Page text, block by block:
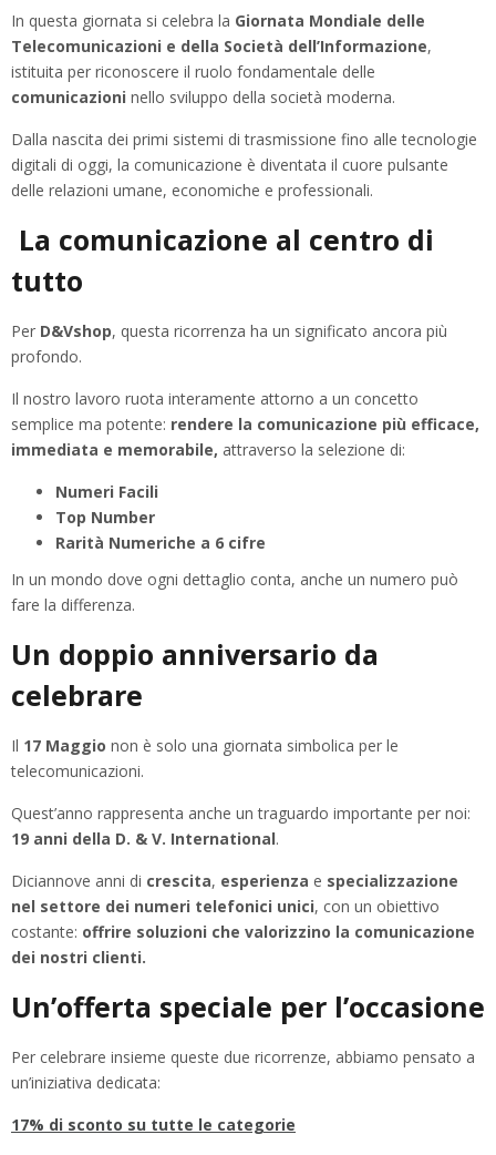
In questa giornata si celebra la Giornata Mondiale delle
Telecomunicazioni e della Società dell’Informazione,
istituita per riconoscere il ruolo fondamentale delle
comunicazioni nello sviluppo della società moderna.
Dalla nascita dei primi sistemi di trasmissione fino alle tecnologie
digitali di oggi, la comunicazione è diventata il cuore pulsante
delle relazioni umane, economiche e professionali.
La comunicazione al centro di
tutto
Per D&Vshop, questa ricorrenza ha un significato ancora più
profondo.
Il nostro lavoro ruota interamente attorno a un concetto
semplice ma potente: rendere la comunicazione più efficace,
immediata e memorabile, attraverso la selezione di:
Numeri Facili
Top Number
Rarità Numeriche a 6 cifre
In un mondo dove ogni dettaglio conta, anche un numero può
fare la differenza.
Un doppio anniversario da
celebrare
Il 17 Maggio non è solo una giornata simbolica per le
telecomunicazioni.
Quest’anno rappresenta anche un traguardo importante per noi:
19 anni della D. & V. International.
Diciannove anni di crescita, esperienza e specializzazione
nel settore dei numeri telefonici unici, con un obiettivo
costante: offrire soluzioni che valorizzino la comunicazione
dei nostri clienti.
Un’offerta speciale per l’occasione
Per celebrare insieme queste due ricorrenze, abbiamo pensato a
un’iniziativa dedicata:
17% di sconto su tutte le categorie